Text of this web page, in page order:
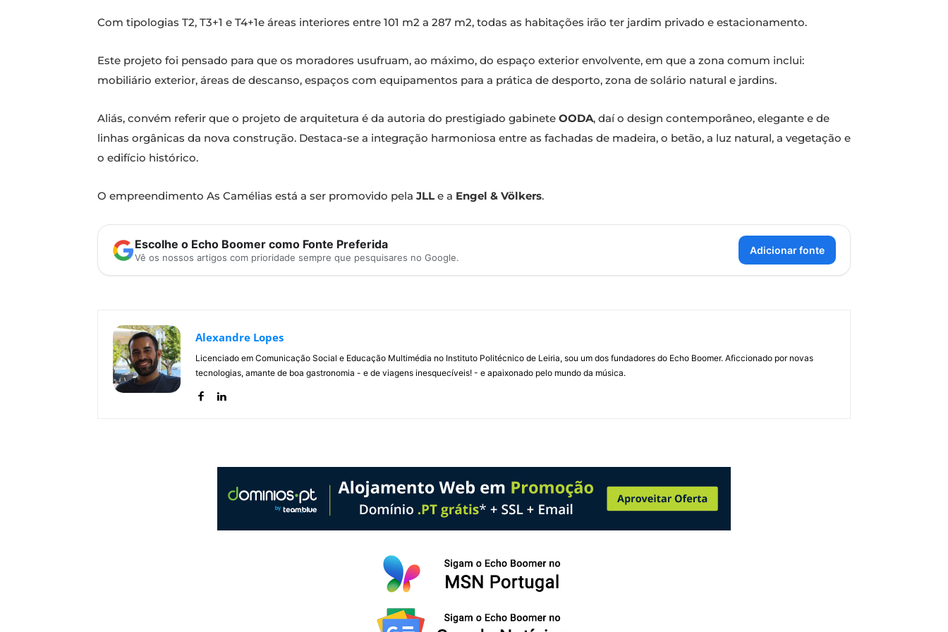
Com tipologias T2, T3+1 e T4+1e áreas interiores entre 101 m2 a 287 m2, todas as habitações irão ter jardim privado e estacionamento.
Este projeto foi pensado para que os moradores usufruam, ao máximo, do espaço exterior envolvente, em que a zona comum inclui:
mobiliário exterior, áreas de descanso, espaços com equipamentos para a prática de desporto, zona de solário natural e jardins.
Aliás, convém referir que o projeto de arquitetura é da autoria do prestigiado gabinete OODA, daí o design contemporâneo, elegante e de
linhas orgânicas da nova construção. Destaca-se a integração harmoniosa entre as fachadas de madeira, o betão, a luz natural, a vegetação e
o edifício histórico.
O empreendimento As Camélias está a ser promovido pela JLL e a Engel & Völkers.
Escolhe o Echo Boomer como Fonte Preferida
Vê os nossos artigos com prioridade sempre que pesquisares no Google.
Adicionar fonte
Alexandre Lopes
Licenciado em Comunicação Social e Educação Multimédia no Instituto Politécnico de Leiria, sou um dos fundadores do Echo Boomer. Aficcionado por novas
tecnologias, amante de boa gastronomia - e de viagens inesquecíveis! - e apaixonado pelo mundo da música.